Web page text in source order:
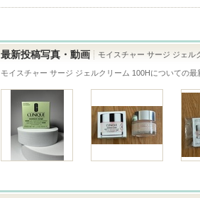
ま
録
ま
最新投稿写真・動画 モイスチャー サージ ジェル
モイスチャー サージ ジェルクリーム 100H についての最